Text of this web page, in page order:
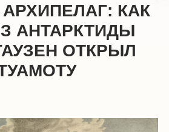
КАК
АНТАРКТИДЫ
ОТКРЫЛ